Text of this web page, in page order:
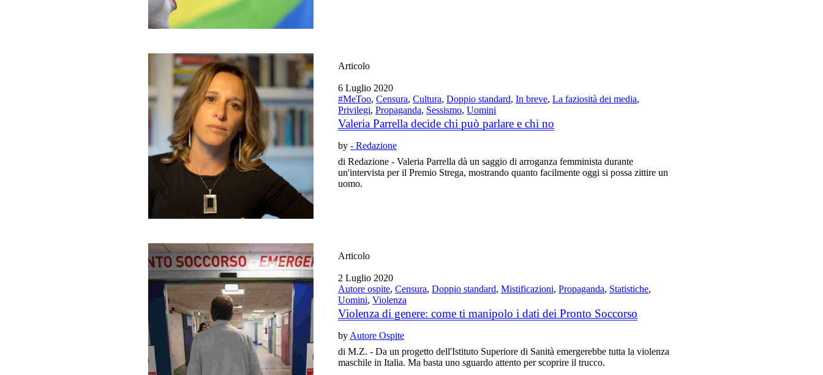
Articolo
6 Luglio 2020
#MeToo,Censura,Cultura,Doppio standard,In breve,La faziosità dei media,
Privilegi,Propaganda, Sessismo,Uomini
Valeria Parrella decide chi può parlare e chi no
by- Redazione
di Redazione - Valeria Parrella dà un saggio di arroganza femminista durante
un'intervista per il Premio Strega, mostrando quanto facilmente oggi si possa zittire un
uomo.
Articolo
2 Luglio 2020
Autore ospite,Censura,Doppio standard,Mistificazioni,Propaganda, Statistiche,
Uomini,Violenza
Violenza di genere: come ti manipolo i dati dei Pronto Soccorso
by Autore Ospite
di M.Z. - Da un progetto dell'Istituto Superiore di Sanità emergerebbe tutta la violenza
maschile in Italia. Ma basta uno sguardo attento per scoprire il trucco.